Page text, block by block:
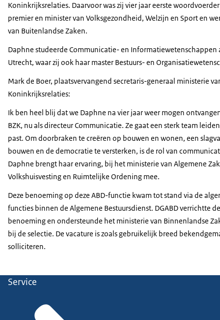
Koninkrijksrelaties. Daarvoor was zij vier jaar eerste
premier en minister van Volksgezondheid, Welzijn en Sport en
van Buitenlandse Zaken.
Daphne studeerde Communicatie- en Informatiewetenschappen
Utrecht, waar zij ook haar master Bestuurs- en
Mark de Boer, plaatsvervangend secretaris-generaal ministerie
Koninkrijksrelaties:
Ik ben heel blij dat we Daphne ​na vier jaar weer mogen
BZK, nu​ als directeur Communicatie. Ze gaat een sterk team
past. Om doorbraken te creëren ​op bouwen en wonen, een
bouwen en ​de democratie te versterken, is de rol van
Daphne brengt haar ervaring, bij het ministerie van Algemene
Volkshuisvesting en Ruimtelijke Ordening mee.
Deze benoeming op deze ABD-functie kwam tot stand via de
functies binnen de Algemene Bestuursdienst. DGABD verrichtte
benoeming en ondersteunde het ministerie van Binnenlandse
bij de selectie. De vacature is zoals gebruikelijk breed
solliciteren.
Service